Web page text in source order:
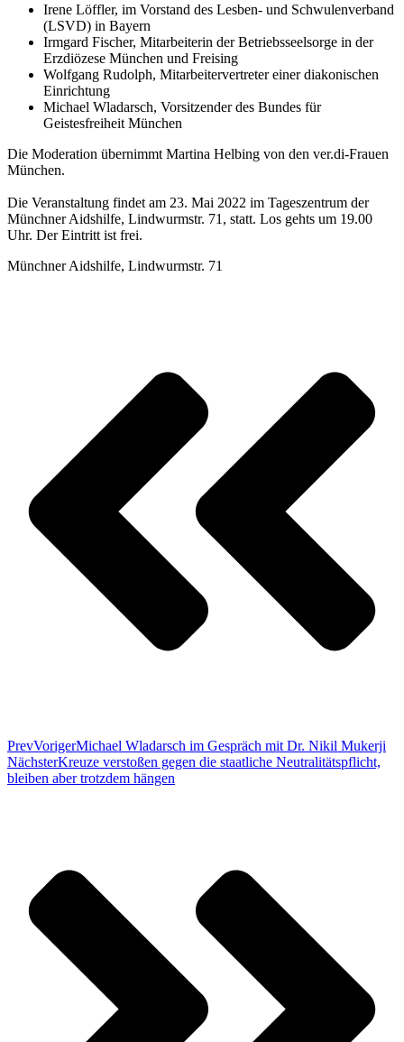
Irene Löffler, im Vorstand des Lesben- und Schwulenverband
(LSVD) in Bayern
Irmgard Fischer, Mitarbeiterin der Betriebsseelsorge in der
Erzdiözese München und Freising
Wolfgang Rudolph, Mitarbeitervertreter einer diakonischen
Einrichtung
Michael Wladarsch, Vorsitzender des Bundes für
Geistesfreiheit München
Die Moderation übernimmt Martina Helbing von den ver.di-Frauen
München.
Die Veranstaltung findet am 23. Mai 2022 im Tageszentrum der
Münchner Aidshilfe, Lindwurmstr. 71, statt. Los gehts um 19.00
Uhr. Der Eintritt ist frei.
Münchner Aidshilfe, Lindwurmstr. 71
PrevVorigerMichael Wladarsch im Gespräch mit Dr. Nikil Mukerji
NächsterKreuze verstoßen gegen die staatliche Neutralitätspflicht,
bleiben aber trotzdem hängen